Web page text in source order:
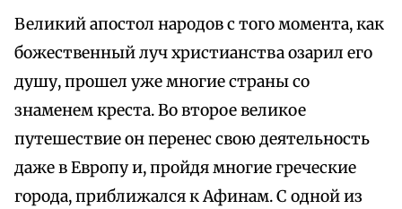
Великий апостол народов с того момента, как
божественный луч христианства озарил его
душу, прошел уже многие страны со
знаменем креста. Во второе великое
путешествие он перенес свою деятельность
даже в Европу и, пройдя многие греческие
города, приближался к Афинам. С одной из